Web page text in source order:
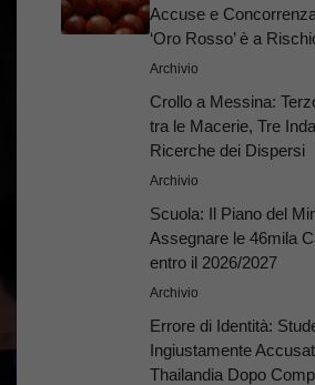
Accuse e
‘Oro Rosso’ è a
Archivio
Crollo a Messina:
tra le Macerie, Tre
Ricerche dei Dispersi
Archivio
Scuola: Il Piano del
Assegnare le 46mila
entro il 2026/2027
Archivio
Errore di Identità:
Ingiustamente
Thailandia Dopo